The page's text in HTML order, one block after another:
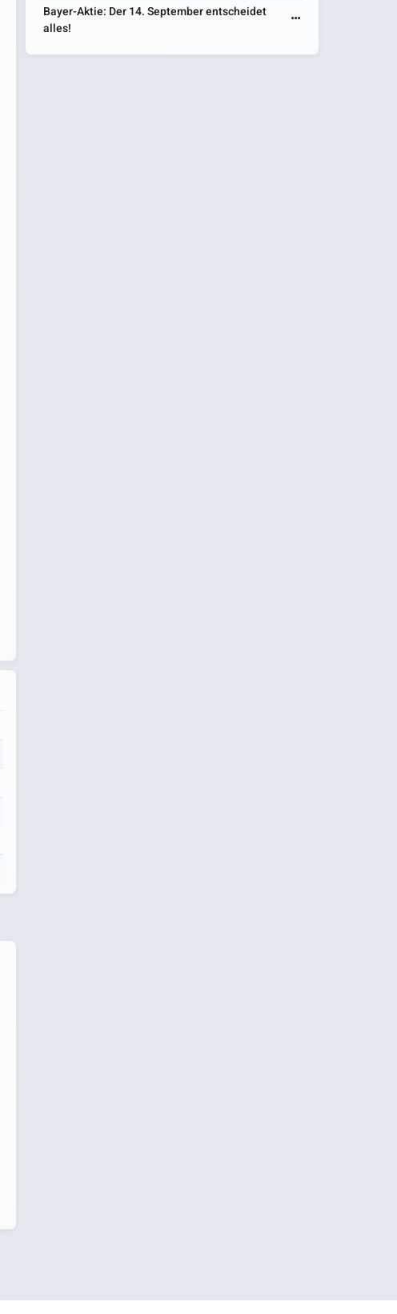
Bayer-Aktie: Der 14. September entscheidet
alles!